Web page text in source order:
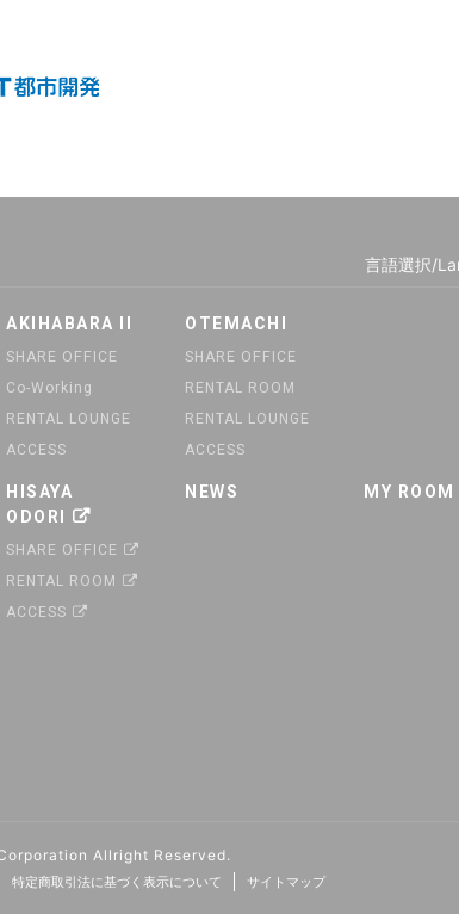
言語選択/
AKIHABARA II
SHARE OFFICE
Co-Working
RENTAL LOUNGE
ACCESS
OTEMACHI
SHARE OFFICE
RENTAL ROOM
RENTAL LOUNGE
ACCESS
HISAYA
ODORI
SHARE OFFICE
RENTAL ROOM
ACCESS
NEWS MY ROOM
Allright Reserved.
特定商取引法に基づく表示について サイトマップ